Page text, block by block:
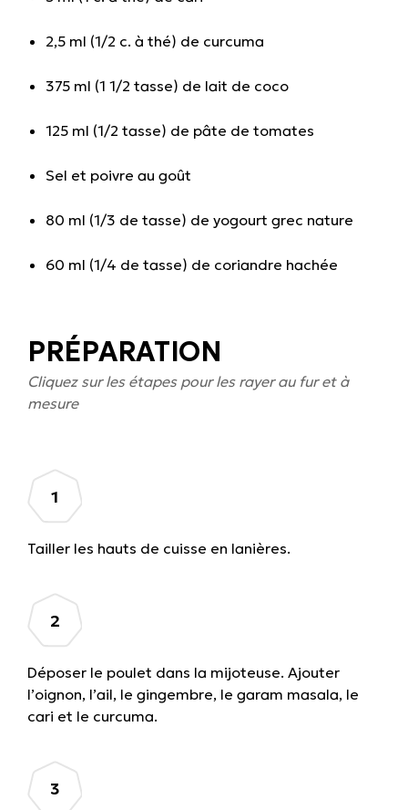
2,5 ml (1/2 c. à thé) de curcuma
375 ml (1 1/2 tasse) de lait de coco
125 ml (1/2 tasse) de pâte de tomates
Sel et poivre au goût
80 ml (1/3 de tasse) de yogourt grec nature
60 ml (1/4 de tasse) de coriandre hachée
PRÉPARATION
Cliquez sur les étapes pour les rayer au fur et à
mesure
Tailler les hauts de cuisse en lanières.
Déposer le poulet dans la mijoteuse. Ajouter
l’oignon, l’ail, le gingembre, le garam masala, le
cari et le curcuma.